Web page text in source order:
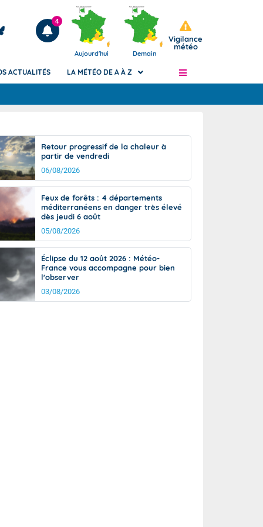
Articles
4
Aujourd'hui Demain
Vigilance
météo
de
Phénomènes dangereux de J+2 à J+7
Avertissement pluies intenses à l'échelle
des communes (Apic)
Bulletins Marine
Bulletins d'estimation du risque
d'avalanche
Météo des forêts
Vigicrues
ACTUALITÉS LA MÉTÉO DE A À Z
Retour progressif de la chaleur à
partir de vendredi
06/08/2026
Feux de forêts : 4 départements
méditerranéens en danger très élevé
dès jeudi 6 août
05/08/2026
Éclipse du 12 août 2026 : Météo-
France vous accompagne pour bien
l'observer
03/08/2026